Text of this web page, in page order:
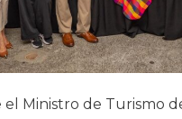
el Ministro de Turismo